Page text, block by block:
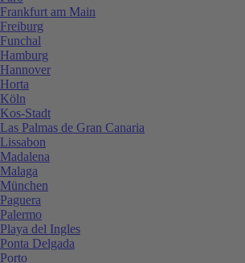
Frankfurt am Main
Freiburg
Funchal
Hamburg
Hannover
Horta
Köln
Kos-Stadt
Las Palmas de Gran Canaria
Lissabon
Madalena
Malaga
München
Paguera
Palermo
Playa del Ingles
Ponta Delgada
Porto